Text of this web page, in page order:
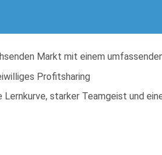
Markt mit einem
Profitsharing
starker Teamgeist und